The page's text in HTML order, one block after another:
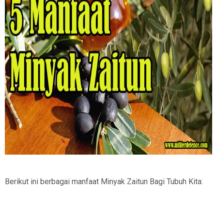
Berikut ini berbagai manfaat Minyak Zaitun Bagi Tubuh Kita: